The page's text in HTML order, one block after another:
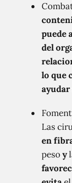
puede
del
lo que
ayudar
Las
en
pesoy